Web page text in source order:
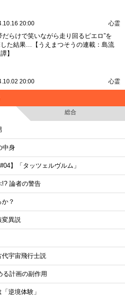
20:00 心霊
だらけで笑いながら走り回るピエロ”を
した結果…【うえまつそうの連載：島流
】
20:00 心霊
総合
中身
】「タッツェルヴルム」
!? 論者の警告
？
変異説
宇宙飛行士説
る計画の副作用
逆境体験」